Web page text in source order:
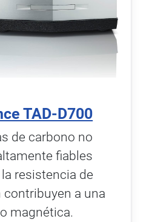
TAD-D700
de carbono no
fiables
resistencia de
a una
magnética.